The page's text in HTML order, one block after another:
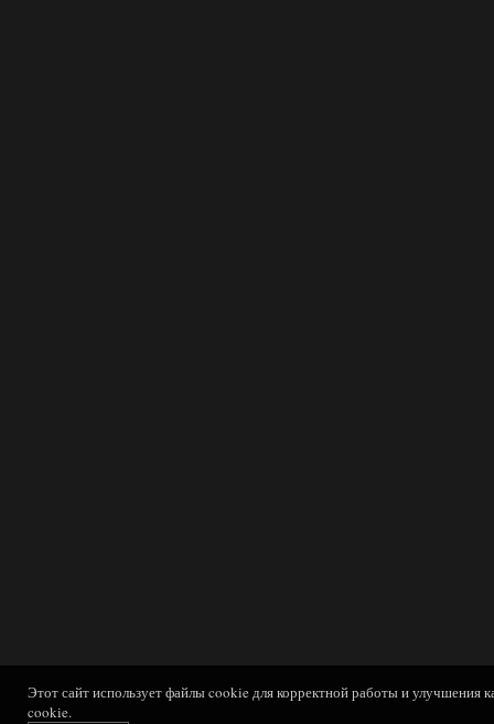
Этот сайт использует файлы cookie для корректной работы и улучшения
cookie.